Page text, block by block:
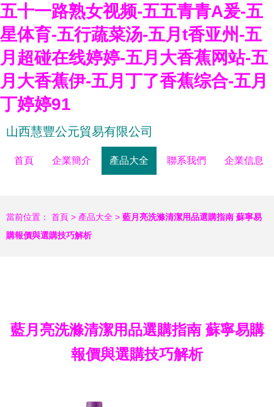
五十一路熟女视频-五五青青A爰-五
星体育-五行蔬菜汤-五月t香亚州-五
月超碰在线婷婷-五月大香蕉网站-五
月大香蕉伊-五月丁了香蕉综合-五月
丁婷婷91
山西慧豐公元貿易有限公司
首頁 企業簡介 產品大全 聯系我們 企業信息
當前位置： 首頁 > 產品大全 > 藍月亮洗滌清潔用品選購指南 蘇寧易
購報價與選購技巧解析
藍月亮洗滌清潔用品選購指南 蘇寧易購
報價與選購技巧解析